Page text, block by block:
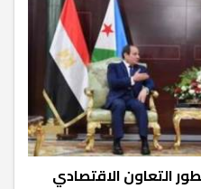
التعاون الاقتصادي